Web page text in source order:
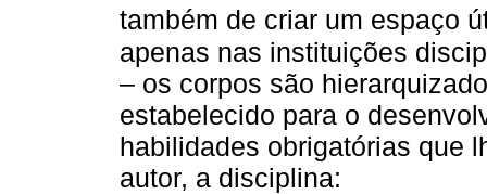
também de criar um espaço
apenas nas instituições
– os corpos são
estabelecido para o
habilidades obrigatórias que
autor, a disciplina: